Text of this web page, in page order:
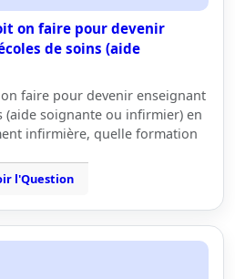
on faire pour devenir
de soins (aide
faire pour devenir enseignant
(aide soignante ou infirmier) en
infirmière, quelle formation
l'Question